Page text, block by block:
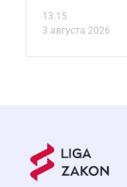
13.15
3 августа 2026